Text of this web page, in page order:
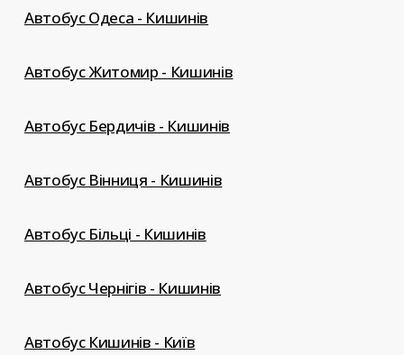
Автобус Одеса - Кишинів
Автобус Житомир - Кишинів
Автобус Бердичів - Кишинів
Автобус Вінниця - Кишинів
Автобус Більці - Кишинів
Автобус Чернігів - Кишинів
Автобус Кишинів - Київ